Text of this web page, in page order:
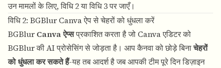
उन मामलों के लिए, विधि 2 या विधि 3 पर जाएँ।
विधि 2: BGBlur Canva ऐप से चेहरों को धुंधला करें
BGBlur Canva ऐप्सप्रकाशित करता है जो Canva एडिटर को
BGBlur की AI प्रोसेसिंग से जोड़ता है। आप कैनवा को छोड़े बिनाचेहरों
को धुंधला कर सकते हैं-यह तब आदर्श है जब आपकी टीम पूरे दिन डिज़ाइन